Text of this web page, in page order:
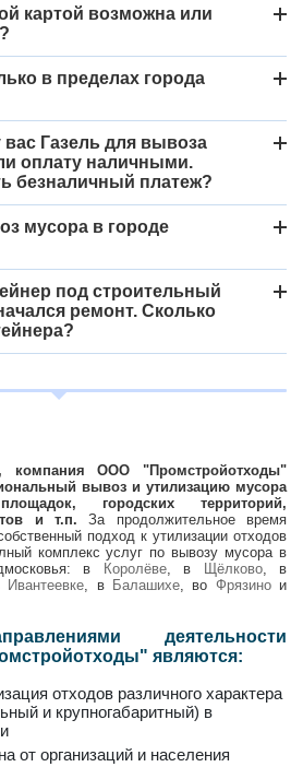
картой возможна или
в пределах города
Газель для вывоза
оплату наличными.
безналичный платеж?
мусора в городе
под строительный
ремонт. Сколько
компания ООО "Промстройотходы"
вывоз и утилизацию мусора
городских территорий,
и т.п. За продолжительное время
подход к утилизации отходов
комплекс услуг по вывозу мусора в
в Королёве, в Щёлково, в
Ивантеевке , в Балашихе , во Фрязинои
деятельности
являются:
отходов различного характера
и крупногабаритный) в
от организаций и населения